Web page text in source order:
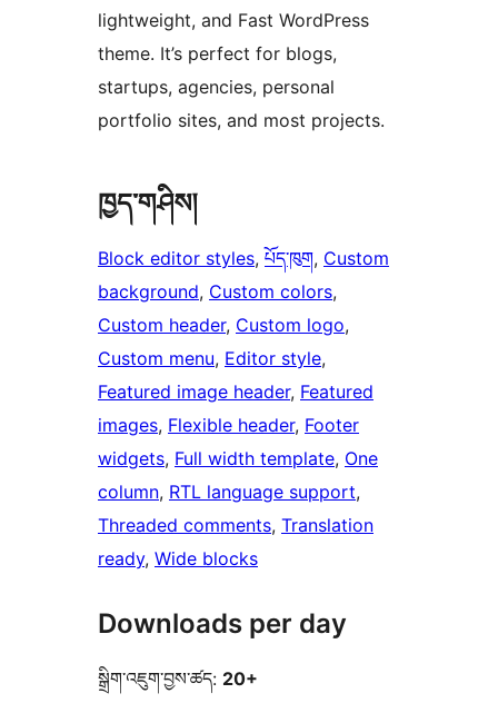
lightweight, and Fast WordPress
theme. It’s perfect for blogs,
startups, agencies, personal
portfolio sites, and most projects.
ཁྱད་གཤིས།
Block editor styles, པོད་ཁུག, Custom
background, Custom colors
Custom header, Custom logo
Custom menu, Editor style
Featured image header, Featured
images, Flexible header, Footer
widgets, Full width template, One
column, RTL language support
Threaded comments, Translation
ready, Wide blocks
Downloads per day
སྒྲིག་འཇུག་བྱས་ཚད: 20+